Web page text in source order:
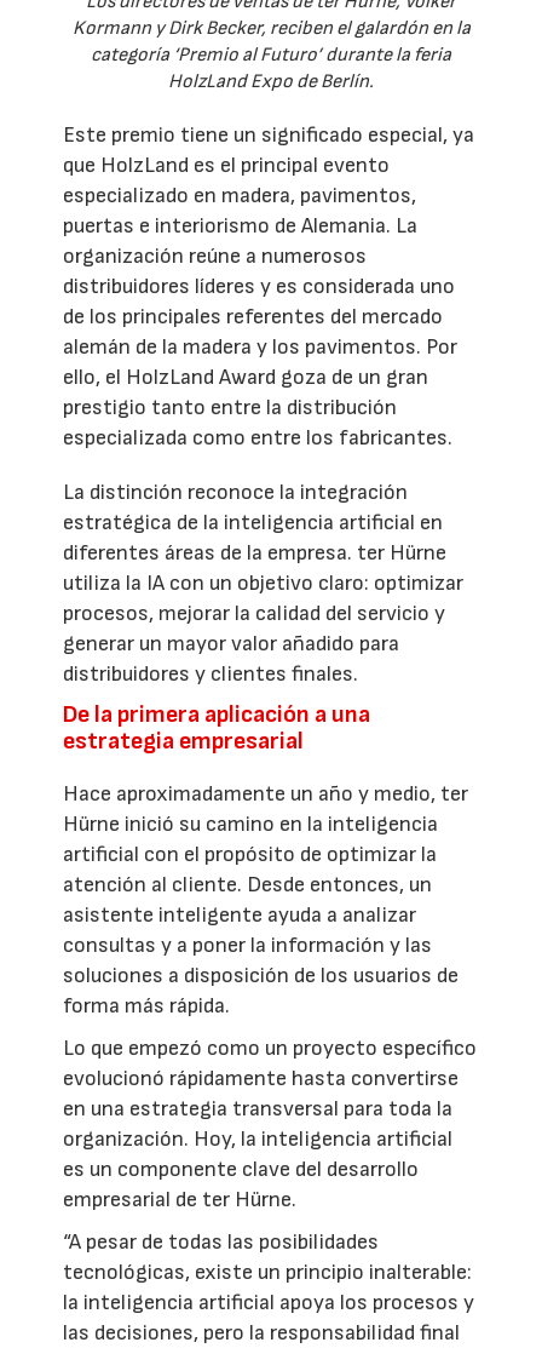
Kormann y Dirk Becker, reciben el galardón en la
categoría ‘Premio al Futuro’ durante la feria
HolzLand Expo de Berlín.
Este premio tiene un significado especial, ya
que HolzLand es el principal evento
especializado en madera, pavimentos,
puertas e interiorismo de Alemania. La
organización reúne a numerosos
distribuidores líderes y es considerada uno
de los principales referentes del mercado
alemán de la madera y los pavimentos. Por
ello, el HolzLand Award goza de un gran
prestigio tanto entre la distribución
especializada como entre los fabricantes.
La distinción reconoce la integración
estratégica de la inteligencia artificial en
diferentes áreas de la empresa. ter Hürne
utiliza la IA con un objetivo claro: optimizar
procesos, mejorar la calidad del servicio y
generar un mayor valor añadido para
distribuidores y clientes finales.
De la primera aplicación a una
estrategia empresarial
Hace aproximadamente un año y medio, ter
Hürne inició su camino en la inteligencia
artificial con el propósito de optimizar la
atención al cliente. Desde entonces, un
asistente inteligente ayuda a analizar
consultas y a poner la información y las
soluciones a disposición de los usuarios de
forma más rápida.
Lo que empezó como un proyecto específico
evolucionó rápidamente hasta convertirse
en una estrategia transversal para toda la
organización. Hoy, la inteligencia artificial
es un componente clave del desarrollo
empresarial de ter Hürne.
“A pesar de todas las posibilidades
tecnológicas, existe un principio inalterable:
la inteligencia artificial apoya los procesos y
las decisiones, pero la responsabilidad final